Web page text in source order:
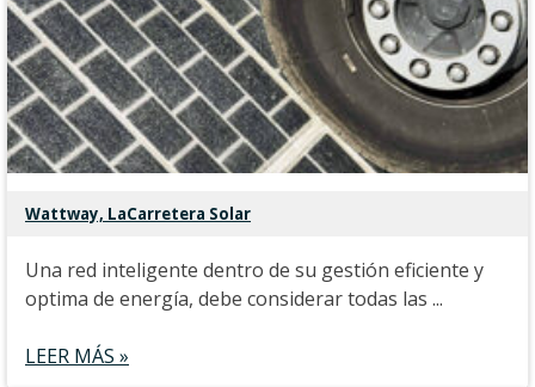
Wattway, LaCarretera Solar
Una red inteligente dentro de su gestión eficiente y
optima de energía, debe considerar todas las ...
LEER MÁS »